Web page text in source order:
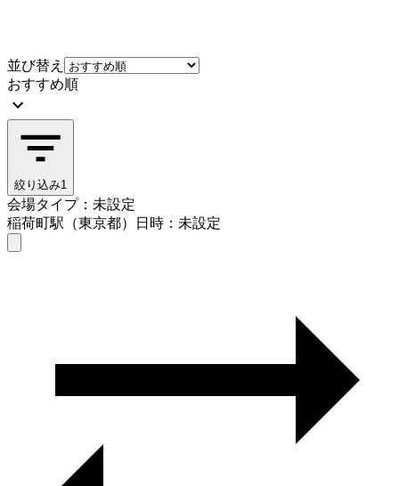
並び替え
おすすめ順
絞り込み1
会場タイプ：未設定
稲荷町駅（東京都）
日時：未設定